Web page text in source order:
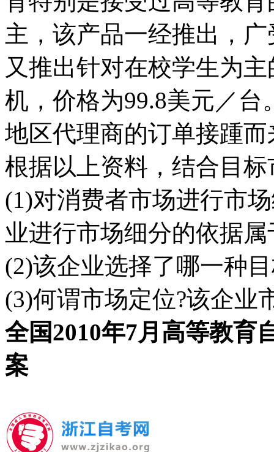
主，该产品一经推出，
又推出针对在校学生为
机，价格为99.8美元／
地区代理商的订单接踵而
根据以上资料，结合目
(1)对消费者市场进行市
业进行市场细分的依据
(2)该企业选择了哪一种
(3)何谓市场定位?该企业
全国2010年7月高等教育
案